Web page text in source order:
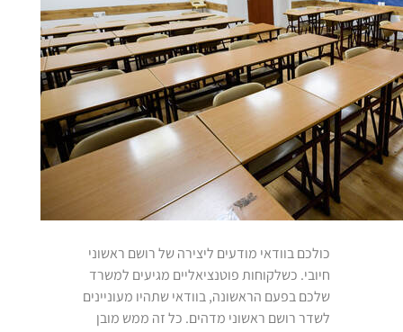
כולכם בוודאי מודעים ליצירה של רושם ראשוני
חיובי. כשלקוחות פוטנציאליים מגיעים למשרד
שלכם בפעם הראשונה, בוודאי שתהיו מעוניינים
לשדר רושם ראשוני מדהים. כל זה ממש מובן